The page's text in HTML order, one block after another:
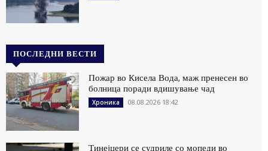
ПОСЛЕДНИ ВЕСТИ
Пожар во Кисела Вода, маж пренесен во
болница поради вдишување чад
Хроника 08.08.2026 18:42
Тинејџери се судриле со мопеди во